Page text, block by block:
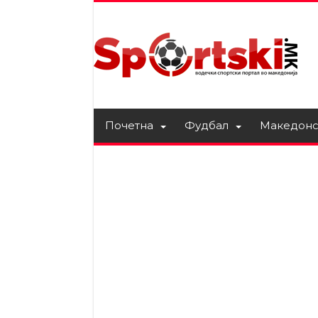
Почетна Фудбал